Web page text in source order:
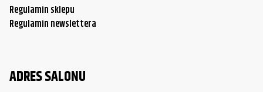
Regulamin sklepu
Regulamin newslettera
ADRES SALONU